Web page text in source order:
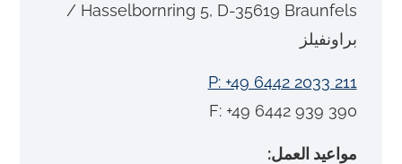
Hasselbornring 5, D-35619 Braunfels /
براونفيلز
P: +49 6442 2033 211
F: +49 6442 939 390
مواعيد العمل: